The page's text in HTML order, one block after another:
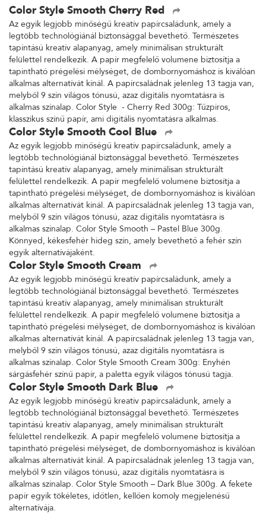
Color Style Smooth Cherry Red
Az egyik legjobb minőségű kreatív papírcsaládunk, amely a
legtöbb technológiánál biztonsággal bevethető. Természetes
tapintású kreatív alapanyag, amely minimálisan strukturált
felülettel rendelkezik. A papír megfelelő volumene biztosítja a
tapintható prégelési mélységet, de dombornyomáshoz is kiválóan
alkalmas alternatívát kínál. A papírcsaládnak jelenleg 13 tagja van,
melyből 9 szín világos tónusú, azaz digitális nyomtatásra is
alkalmas színalap. Color Style - Cherry Red 300g: Tűzpiros,
klasszikus színű papír, ami digitális nyomtatásra alkalmas.
Color Style Smooth Cool Blue
Az egyik legjobb minőségű kreatív papírcsaládunk, amely a
legtöbb technológiánál biztonsággal bevethető. Természetes
tapintású kreatív alapanyag, amely minimálisan strukturált
felülettel rendelkezik. A papír megfelelő volumene biztosítja a
tapintható prégelési mélységet, de dombornyomáshoz is kiválóan
alkalmas alternatívát kínál. A papírcsaládnak jelenleg 13 tagja van,
melyből 9 szín világos tónusú, azaz digitális nyomtatásra is
alkalmas színalap. Color Style Smooth – Pastel Blue 300g.
Könnyed, kékesfehér hideg szín, amely bevethető a fehér szín
egyik alternatívájaként.
Color Style Smooth Cream
Az egyik legjobb minőségű kreatív papírcsaládunk, amely a
legtöbb technológiánál biztonsággal bevethető. Természetes
tapintású kreatív alapanyag, amely minimálisan strukturált
felülettel rendelkezik. A papír megfelelő volumene biztosítja a
tapintható prégelési mélységet, de dombornyomáshoz is kiválóan
alkalmas alternatívát kínál. A papírcsaládnak jelenleg 13 tagja van,
melyből 9 szín világos tónusú, azaz digitális nyomtatásra is
alkalmas színalap. Color Style Smooth Cream 300g: Enyhén
sárgásfehér színű papír, a paletta egyik világos tónusú tagja.
Color Style Smooth Dark Blue
Az egyik legjobb minőségű kreatív papírcsaládunk, amely a
legtöbb technológiánál biztonsággal bevethető. Természetes
tapintású kreatív alapanyag, amely minimálisan strukturált
felülettel rendelkezik. A papír megfelelő volumene biztosítja a
tapintható prégelési mélységet, de dombornyomáshoz is kiválóan
alkalmas alternatívát kínál. A papírcsaládnak jelenleg 13 tagja van,
melyből 9 szín világos tónusú, azaz digitális nyomtatásra is
alkalmas színalap. Color Style Smooth – Dark Blue 300g. A fekete
papír egyik tökéletes, időtlen, kellően komoly megjelenésű
alternatívája.